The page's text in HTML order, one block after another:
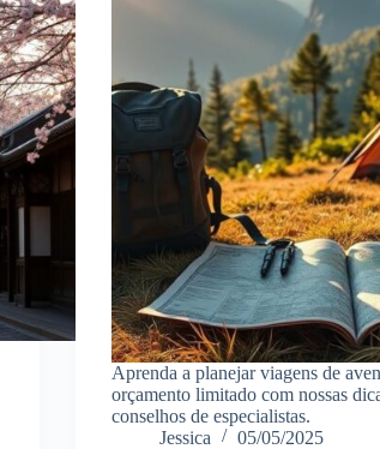
Aprenda a planejar viagens de
orçamento limitado com nossas
conselhos de especialistas.
Jessica
05/05/2025